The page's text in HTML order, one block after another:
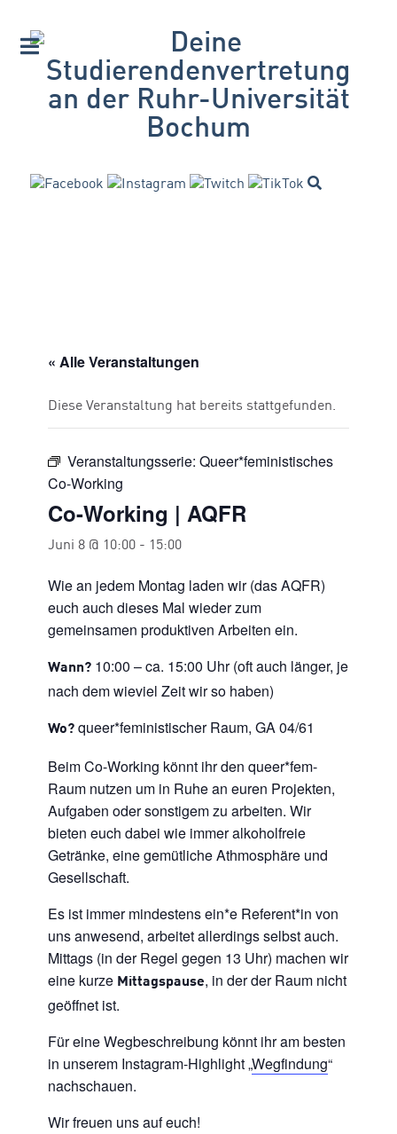
« Alle Veranstaltungen
Diese Veranstaltung hat bereits stattgefunden.
Veranstaltungsserie: Queer*feministisches
Co-Working
Co-Working | AQFR
Juni 8 @ 10:00 - 15:00
Wie an jedem Montag laden wir (das AQFR)
euch auch dieses Mal wieder zum
gemeinsamen produktiven Arbeiten ein.
Wann? 10:00 – ca. 15:00 Uhr (oft auch länger, je
nach dem wieviel Zeit wir so haben)
Wo? queer*feministischer Raum, GA 04/61
Beim Co-Working könnt ihr den queer*fem-
Raum nutzen um in Ruhe an euren Projekten,
Aufgaben oder sonstigem zu arbeiten. Wir
bieten euch dabei wie immer alkoholfreie
Getränke, eine gemütliche Athmosphäre und
Gesellschaft.
Es ist immer mindestens ein*e Referent*in von
uns anwesend, arbeitet allerdings selbst auch.
Mittags (in der Regel gegen 13 Uhr) machen wir
eine kurze Mittagspause, in der der Raum nicht
geöffnet ist.
Für eine Wegbeschreibung könnt ihr am besten
in unserem Instagram-Highlight „Wegfindung“
nachschauen.
Wir freuen uns auf euch!